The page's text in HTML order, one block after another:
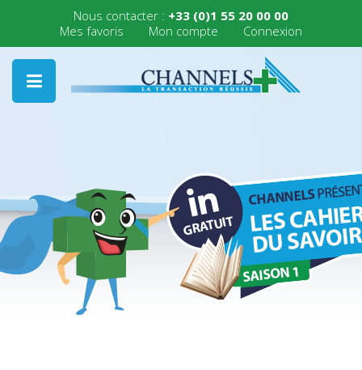
Nous contacter : +33 (0)1 55 20 00 00
Mes favoris
Mon compte Connexion